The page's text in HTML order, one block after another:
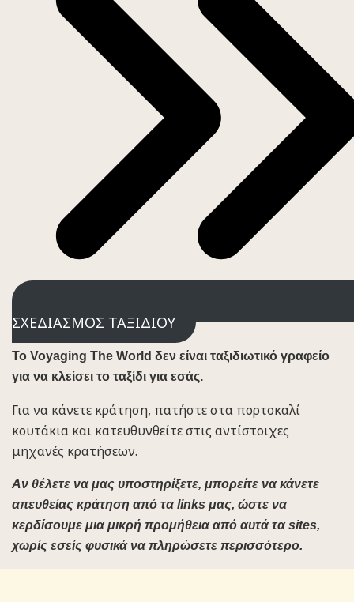
ΣΧΕΔΙΑΣΜΟΣ ΤΑΞΙΔΙΟΥ
To Voyaging The World δεν είναι ταξιδιωτικό γραφείο
για να κλείσει το ταξίδι για εσάς.
Για να κάνετε κράτηση, πατήστε στα πορτοκαλί
κουτάκια και κατευθυνθείτε στις αντίστοιχες
μηχανές κρατήσεων.
Αν θέλετε να μας υποστηρίξετε, μπορείτε να κάνετε
απευθείας κράτηση από τα links μας, ώστε να
κερδίσουμε μια μικρή προμήθεια από αυτά τα sites,
χωρίς εσείς φυσικά να πληρώσετε περισσότερο.